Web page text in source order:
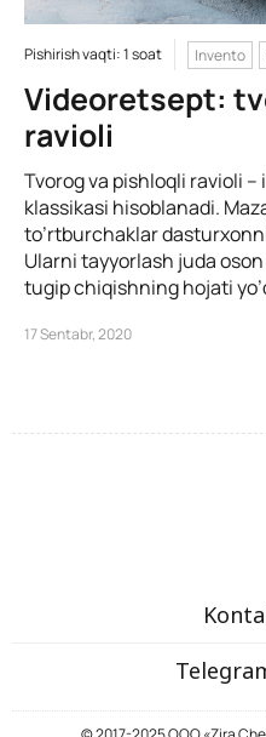
Pishirish vaqti: 1 soat Invento
Videoretsept:
ravioli
Tvorog va pishloqli ravioli
klassikasi hisoblanadi.
to’rtburchaklar
Ularni tayyorlash juda
tugip chiqishning hojati
17 Sentabr, 2020